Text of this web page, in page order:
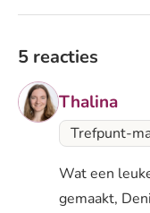
5 reacties
Thalina
Trefpunt-
Wat een
gemaakt,